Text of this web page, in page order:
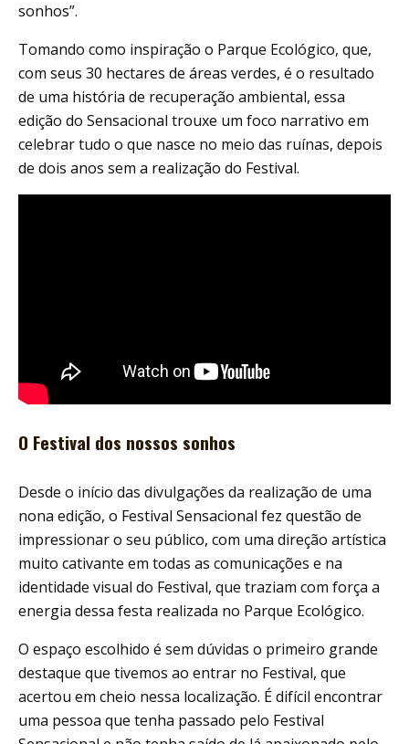
sonhos”.
Tomando como inspiração o Parque Ecológico, que,
com seus 30 hectares de áreas verdes, é o resultado
de uma história de recuperação ambiental, essa
edição do Sensacional trouxe um foco narrativo em
celebrar tudo o que nasce no meio das ruínas, depois
de dois anos sem a realização do Festival.
O Festival dos nossos sonhos
Desde o início das divulgações da realização de uma
nona edição, o Festival Sensacional fez questão de
impressionar o seu público, com uma direção artística
muito cativante em todas as comunicações e na
identidade visual do Festival, que traziam com força a
energia dessa festa realizada no Parque Ecológico.
O espaço escolhido é sem dúvidas o primeiro grande
destaque que tivemos ao entrar no Festival, que
acertou em cheio nessa localização. É difícil encontrar
uma pessoa que tenha passado pelo Festival